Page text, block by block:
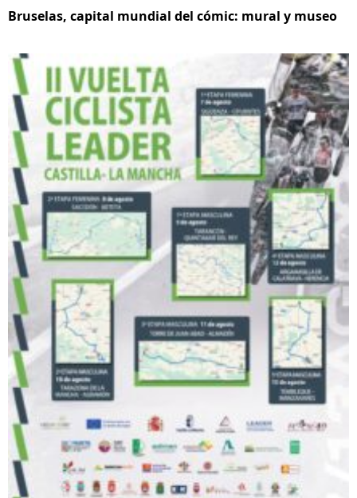
Bruselas, capital mundial del cómic: mural y museo